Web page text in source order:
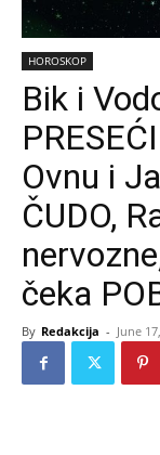
HOROSKOP
Bik i
Ovnu i
ČUDO,
čeka
By Redakcija - June